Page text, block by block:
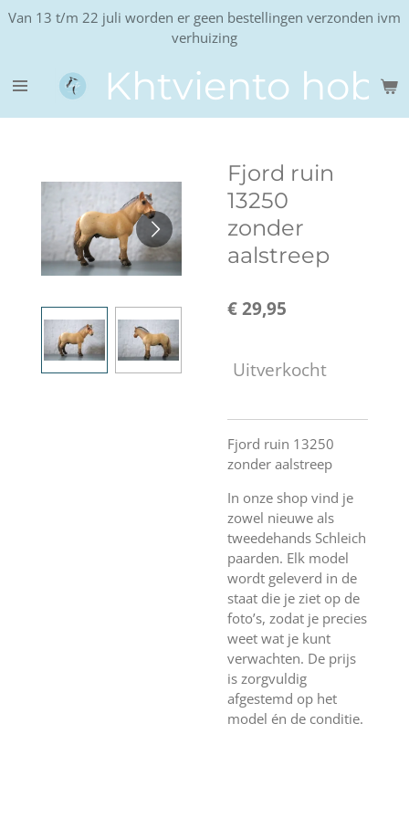
Ga
de
hoofdinhoud
Khtviento
Van 13 t/m 22 juli worden er geen bestellingen verzonden ivm
verhuizing
Fjord ruin
13250
zonder
aalstreep
€ 29,95
Uitverkocht
Fjord ruin 13250
zonder aalstreep
In onze shop vind je
zowel nieuwe als
tweedehands Schleich
paarden. Elk model
wordt geleverd in de
staat die je ziet op de
foto’s, zodat je precies
weet wat je kunt
verwachten. De prijs
is zorgvuldig
afgestemd op het
model én de conditie.